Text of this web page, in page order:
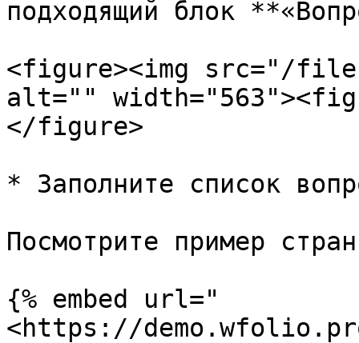
подходящий блок
<figure><img src="/files/
alt=""
</figure>
* Заполните список
Посмотрите пример
{% embed url="
<https://